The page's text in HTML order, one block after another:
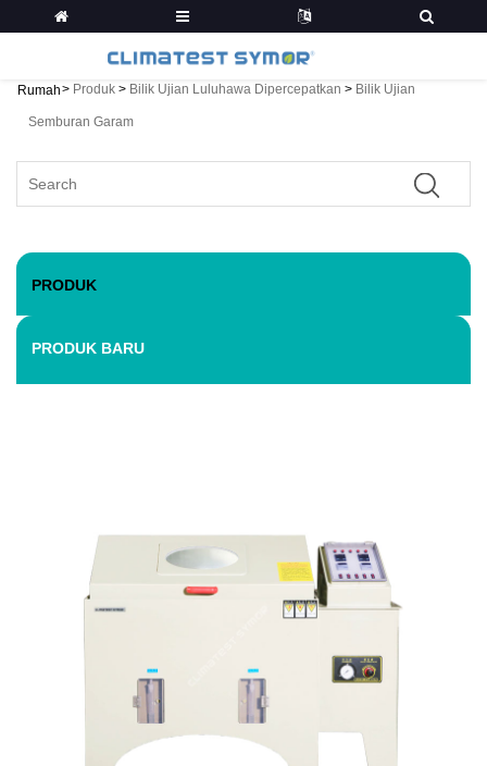
Rumah> Produk > Bilik Ujian Luluhawa Dipercepatkan > Bilik Ujian
Semburan Garam
PRODUK
PRODUK BARU